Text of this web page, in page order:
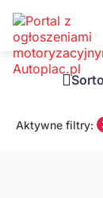
Aktywne filtry: